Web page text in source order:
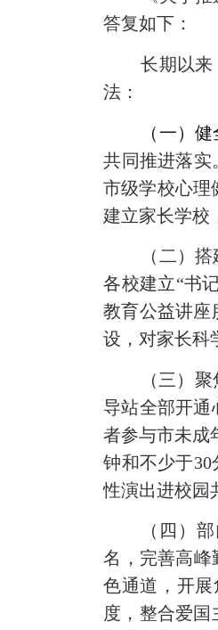
答复如下：
长期以来
法：
（一）
共同推进落实
市级学校心理
建立家长学校
（二）
各校建立“书
教育公益讲座
设，对家长科
（三）
导站全部开通
者参与市未成
钟和不少于30
性演出进校园
（四）
名，完善高峰
色通道，开展
度， 整合爱国